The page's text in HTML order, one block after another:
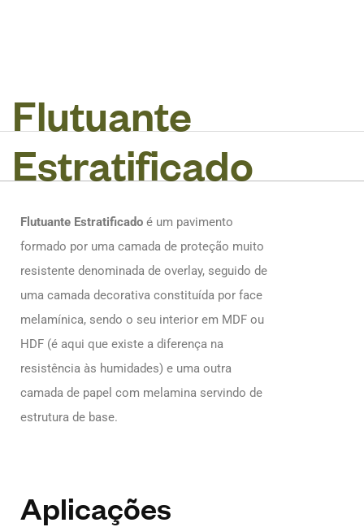
Flutuante
Estratificado
Flutuante Estratificado é um pavimento
formado por uma camada de proteção muito
resistente denominada de overlay, seguido de
uma camada decorativa constituída por face
melamínica, sendo o seu interior em MDF ou
HDF (é aqui que existe a diferença na
resistência às humidades) e uma outra
camada de papel com melamina servindo de
estrutura de base.
Aplicações